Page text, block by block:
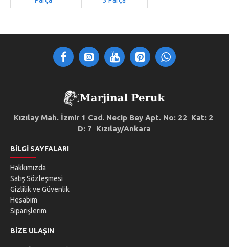
Kızılay Mah. İzmir 1 Cad. Necip Bey Apt. No: 22 Kat: 2
D: 7 Kızılay/Ankara
BILGI SAYFALARI
Hakkımızda
Satış Sözleşmesi
Gizlilik ve Güvenlik
Hesabım
Siparişlerim
BIZE ULAŞIN